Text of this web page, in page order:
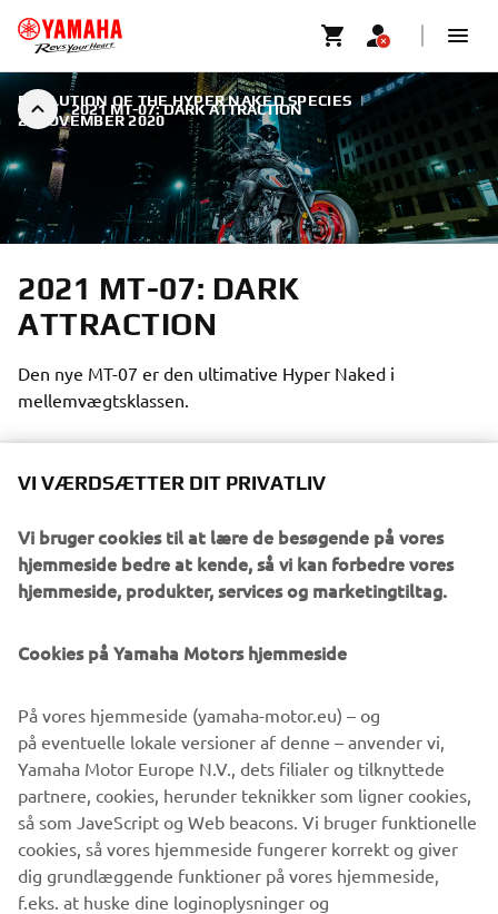
2021 MT-07: DARK ATTRACTION
EVOLUTION OF THE HYPER NAKED SPECIES |
2. NOVEMBER 2020
2021 MT-07: DARK
ATTRACTION
Den nye MT-07 er den ultimative Hyper Naked i
mellemvægtsklassen.
I 2021 får MT-07 ”next generation” et karakteristisk nyt
design med dobbelt vingeformet luftindtag og en ny
kompakt LED-forlygte, der projicerer et futuristisk Y-
modeller.
endnu mere direkte respons med en fed udstødningslyd
Pure Hyper NakedDNA.
SE DEN NYE MT-07
VI VÆRDSÆTTER DIT PRIVATLIV
Vi bruger cookies til at lære de besøgende på vores
hjemmeside bedre at kende, så vi kan forbedre vores
hjemmeside, produkter, services og marketingtiltag.
Cookies på Yamaha Motors hjemmeside
På vores hjemmeside (yamaha-motor.eu) – og
på eventuelle lokale versioner af denne – anvender vi,
Yamaha Motor Europe N.V., dets filialer og tilknyttede
partnere, cookies, herunder teknikker som ligner cookies,
så som JaveScript og Web beacons. Vi bruger funktionelle
cookies, så vores hjemmeside fungerer korrekt og giver
dig grundlæggende funktioner på vores hjemmeside,
f.eks. at huske dine loginoplysninger og